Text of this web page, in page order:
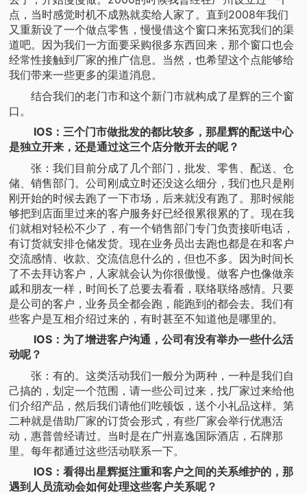
点，当时感觉时机不成熟就卖给人家了。直到2008年我们
又重新设了一个做点零售，慢慢借这个窗口来拓宽我们的渠
道吧。因为我们一方面要采购很多东西回来，那个窗口也会
经常性接触到厂家的推广信息。当然，也希望这个点能够给
我们带来一些更多的渠道消息。
结合我们的老门市和这个新门市就构成了星辉的三个窗
口。
IOS：三个门市做批发的都比较多，那星辉的配送中心
是独立开来，还是通过这三个店分散开去的呢？
张：我们目前分成了几个部门，批发、零售、配送、仓
储、销售部门。公司刚成立时还没这么细分，我们也只是刚
刚开始的时候去跑了一下市场，后来就没有跑了。那时候能
够把到店面里过来的客户服务好已经很累很累的了。现在我
们就相对轻松不少了，有一个销售部门专门负责接听电话，
有订货就安排仓储发货。现在业务员出去跑也都是在和客户
交流感情、收款、交流信息什么的，但也不多。因为时间长
了不去拜访客户，人家就会认为你很傲慢。做客户也像做亲
戚和朋友一样，时间长了总要去看看，联络联络感情。只要
是公司的客户，业务员全都会跑，能跑到的都会去。我们有
些客户是互相介绍过来的，有时甚至不知道他是哪里的。
IOS：为了增进客户沟通，公司有没有举办一些什么活
动呢？
张：有的。这类活动我们一般分为两种，一种是我们自
己搞的，划定一个范围，请一些公司过来，找厂家过来给他
们介绍产品，然后我们请他们吃顿饭，送个小礼品这样。第
二种就是借助厂家的订货会形式，有些厂家会举行优惠活
动，惠普曾经请过。当时是在广州嘉逸国际酒店，石牌那
里。每年都通过这些活动联系一下。
IOS：看得出星辉挺注重和客户之间的关系维护的，那
遇到人员流动会如何处理这些客户关系呢？